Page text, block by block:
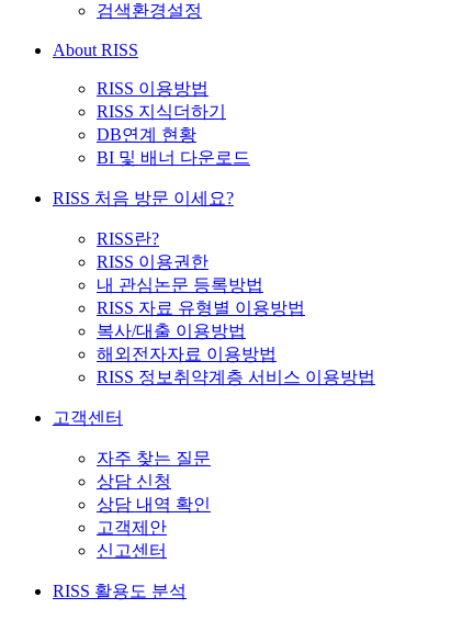
검색환경설정
About RISS
RISS 이용방법
RISS 지식더하기
DB연계 현황
BI 및 배너 다운로드
RISS 처음 방문 이세요?
RISS란?
RISS 이용권한
내 관심논문 등록방법
RISS 자료 유형별 이용방법
복사/대출 이용방법
해외전자자료 이용방법
RISS 정보취약계층 서비스 이용방법
고객센터
자주 찾는 질문
상담 신청
상담 내역 확인
고객제안
신고센터
RISS 활용도 분석